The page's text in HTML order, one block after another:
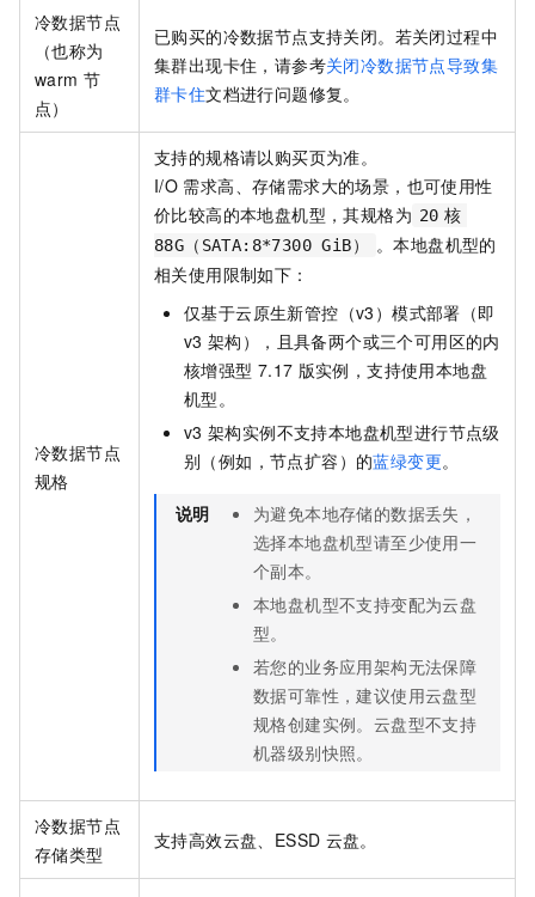
冷数据节点
（也称为
warm 节
点）
已购买的冷数据节点支持关闭。若关闭过程中
集群出现卡住，请参考关闭冷数据节点导致集
群卡住文档进行问题修复。
冷数据节点
规格
支持的规格请以购买页为准。
I/O 需求高、存储需求大的场景，也可使用性
价比较高的本地盘机型，其规格为 20 核
88G（SATA:8*7300 GiB）
。本地盘机型的
相关使用限制如下：
仅基于云原生新管控（v3）模式部署（即
v3 架构），且具备两个或三个可用区的内
核增强型 7.17 版实例，支持使用本地盘
机型。
v3 架构实例不支持本地盘机型进行节点级
别（例如，节点扩容）的蓝绿变更。
说明
为避免本地存储的数据丢失，
选择本地盘机型请至少使用一
个副本。
本地盘机型不支持变配为云盘
型。
若您的业务应用架构无法保障
数据可靠性，建议使用云盘型
规格创建实例。云盘型不支持
机器级别快照。
冷数据节点
存储类型
支持高效云盘、ESSD 云盘。